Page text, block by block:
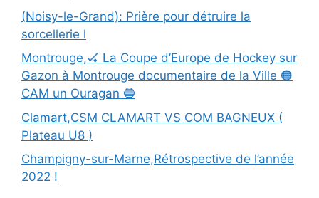
(Noisy-le-Grand): Prière pour détruire la
sorcellerie l
Montrouge,🏑 La Coupe d’Europe de Hockey sur
Gazon à Montrouge documentaire de la Ville 🟠
CAM un Ouragan 🔵
Clamart,CSM CLAMART VS COM BAGNEUX (
Plateau U8 )
Champigny-sur-Marne,Rétrospective de l’année
2022 !